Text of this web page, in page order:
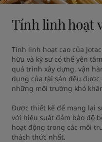
Tính linh hoạt
Tính linh hoạt cao của
hữu và kỹ sư có thể yên
quá trình xây dựng, vận
dụng của tài sản đều
những môi trường khó
Được thiết kế để mang lại
với hiệu suất đảm bảo độ
hoạt động trong các môi
thách thức nhất.